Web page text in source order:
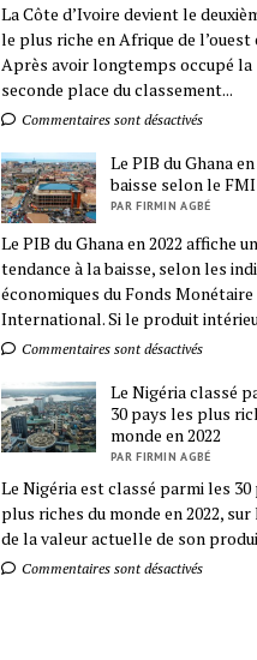
La Côte d’Ivoire devient le
le plus riche en Afrique de l’ouest
Après avoir longtemps occupé la
seconde place du classement...
Commentaires sont désactivés
Le PIB du Ghana en
baisse selon le FMI
PAR FIRMIN AGBÉ
Le PIB du Ghana en 2022 affiche
tendance à la baisse, selon les
économiques du Fonds Monétaire
International. Si le produit
Commentaires sont désactivés
Le Nigéria classé
30 pays les plus
monde en 2022
PAR FIRMIN AGBÉ
Le Nigéria est classé parmi les 30
plus riches du monde en 2022, sur
de la valeur actuelle de son
Commentaires sont désactivés